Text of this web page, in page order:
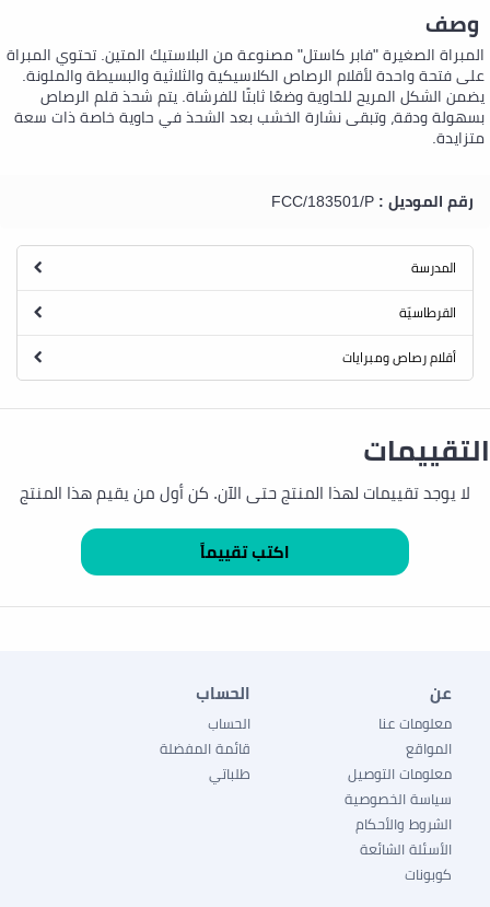
وصف
المبراة الصغيرة "فابر كاستل" مصنوعة من البلاستيك المتين. تحتوي المبراة
على فتحة واحدة لأقلام الرصاص الكلاسيكية والثلاثية والبسيطة والملونة.
يضمن الشكل المريح للحاوية وضعًا ثابتًا للفرشاة. يتم شحذ قلم الرصاص
بسهولة ودقة، وتبقى نشارة الخشب بعد الشحذ في حاوية خاصة ذات سعة
متزايدة.
رقم الموديل : FCC/183501/P
المدرسة
القرطاسيّة
أقلام رصاص ومبرايات
التقييمات
لا يوجد تقييمات لهذا المنتج حتى الآن. كن أول من يقيم هذا المنتج
عن
معلومات عنا
المواقع
معلومات التوصيل
سياسة الخصوصية
الشروط والأحكام
الأسئلة الشائعة
كوبونات
الحساب
الحساب
قائمة المفضلة
طلباتي